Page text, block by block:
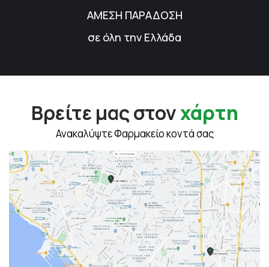
ΑΜΕΣΗ ΠΑΡΑΔΟΣΗ
σε όλη την Ελλάδα
Βρείτε μας στονχάρτη
Ανακαλύψτε Φαρμακείο κοντά σας